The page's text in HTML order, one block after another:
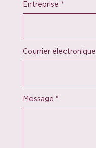
Entreprise *
Courrier électronique
Message *